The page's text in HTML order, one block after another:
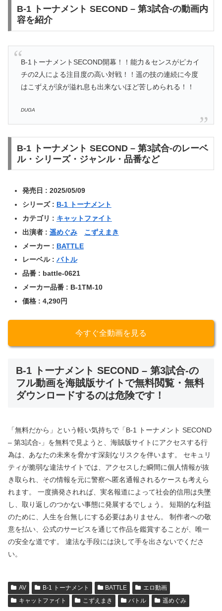
B-1 トーナメント SECOND – 第3試合-の動画内
容を紹介
B-1トーナメントSECOND開幕！！能力＆センスがピカイ
チの2人による注目度の高い対戦！！遥の技の連続に今度
はこずえが涙が溢れ息も出来ないほど苦しめられる！！
DUGA
B-1 トーナメント SECOND – 第3試合-のレーベ
ル・シリーズ・ジャンル・品番など
発売日 : 2025/05/09
シリーズ : B-1 トーナメント
カテゴリ : キャットファイト
出演者 : 遥めぐみ
こずえまき
メーカー : BATTLE
レーベル : バトル
品番 : battle-0621
メーカー品番 : B-1TM-10
価格 : 4,290円
今すぐ全動画を見る
B-1 トーナメント SECOND – 第3試合-の
フル動画を海賊版サイトで無料閲覧・無料
ダウンロードするのは危険です！
「無料だから」という軽い気持ちで「B-1 トーナメント SECOND
– 第3試合-」を無料で見ようと、海賊版サイトにアクセスする行
為は、あなたの未来を脅かす深刻なリスクを伴います。 セキュリ
ティが脆弱な違法サイトでは、アクセスした瞬間に個人情報が抜
き取られ、その情報を元に警察へ匿名通報されるケースも考えら
れます。 一度摘発されれば、実名報道によって社会的信用は失墜
し、取り返しのつかない事態に発展するでしょう。 短期的な利益
のために、人生を台無しにする必要はありません。 制作者への敬
意を払い、公式のサービスを通じて作品を鑑賞することが、唯一
の安全な道です。 違法な手段には決して手を出さないでくださ
い。
AV B-1 トーナメント BATTLE
エロ動画
キャットファイト
こずえまき バトル 遥めぐみ